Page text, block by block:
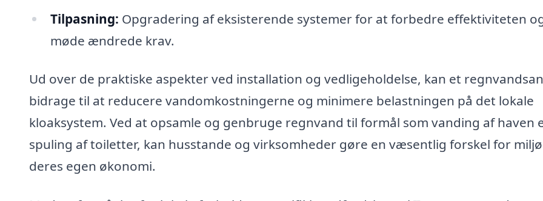
Tilpasning: Opgradering af eksisterende systemer for at forbedre effektiviteten
møde ændrede krav.
Ud over de praktiske aspekter ved installation og vedligeholdelse, kan et
bidrage til at reducere vandomkostningerne og minimere belastningen på det lokale
kloaksystem. Ved at opsamle og genbruge regnvand til formål som vanding af haven
spuling af toiletter, kan husstande og virksomheder gøre en væsentlig forskel for
deres egen økonomi.